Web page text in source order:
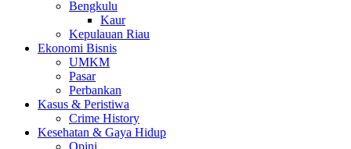
Bengkulu
Kaur
Kepulauan Riau
Ekonomi Bisnis
UMKM
Pasar
Perbankan
Kasus & Peristiwa
Crime History
Kesehatan & Gaya Hidup